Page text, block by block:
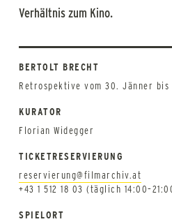
Verhältnis zum Kino.
BERTOLT BRECHT
Retrospektive vom 30. Jänner bis
KURATOR
Florian Widegger
TICKETRESERVIERUNG
reservierung@filmarchiv.at
+43 1 512 18 03 (täglich
SPIELORT